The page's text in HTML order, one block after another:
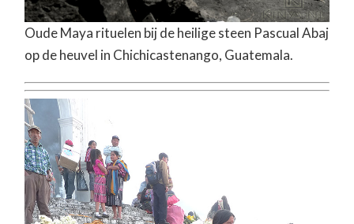
Oude Maya rituelen bij de heilige steen Pascual Abaj
op de heuvel in Chichicastenango, Guatemala.